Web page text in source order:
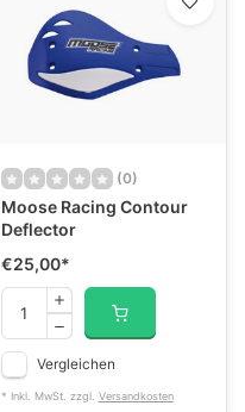
(0)
Moose Racing Contour
Deflector
€25,00*
Vergleichen
* Inkl. MwSt. zzgl. Versandkosten